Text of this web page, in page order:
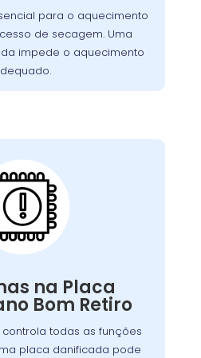
para o aquecimento
de secagem. Uma
impede o aquecimento
lavagem mais longos e
saem frias da máquina
queimada para
da lavadora e
limpeza eficaz.
na Placa
Bom Retiro
todas as funções
placa danificada pode
placa eletrônica
da
as suas funções.
a máquina pode
nos comandos ou não
ligar.
picos de tensão e
especializado para